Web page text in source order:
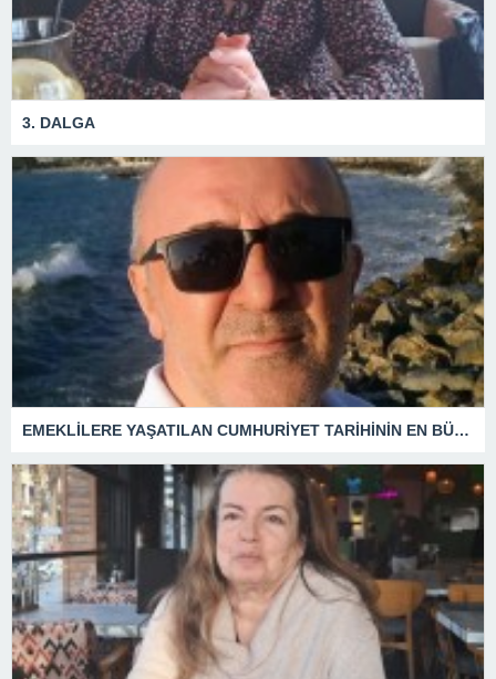
3. DALGA
EMEKLİLERE YAŞATILAN CUMHURİYET TARİHİNİN EN BÜYÜK ZULMÜNÜN DERİN ANALİZİ !